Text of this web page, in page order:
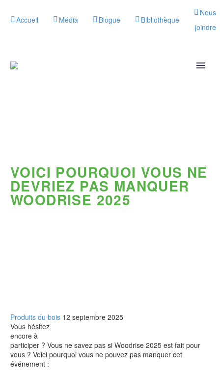
Accueil Média Blogue Bibliothèque
Nous
joindre
VOICI POURQUOI VOUS NE
DEVRIEZ PAS MANQUER
WOODRISE 2025
Produits du bois 12 septembre 2025
Vous hésitez
encore à
participer ? Vous ne savez pas si Woodrise 2025 est fait pour
vous ? Voici pourquoi vous ne pouvez pas manquer cet
événement :